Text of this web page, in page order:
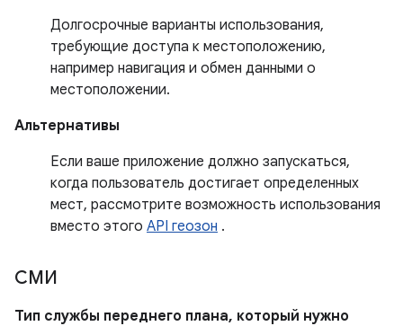
Долгосрочные варианты использования,
требующие доступа к местоположению,
например навигация и обмен данными о
местоположении.
Альтернативы
Если ваше приложение должно запускаться,
когда пользователь достигает определенных
мест, рассмотрите возможность использования
вместо этого API геозон .
СМИ
Тип службы переднего плана, который нужно